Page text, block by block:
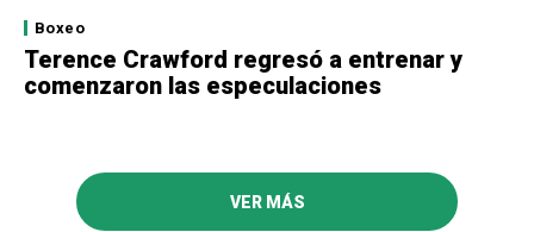
Boxeo
Terence Crawford regresó a entrenar y
comenzaron las especulaciones
VER MÁS